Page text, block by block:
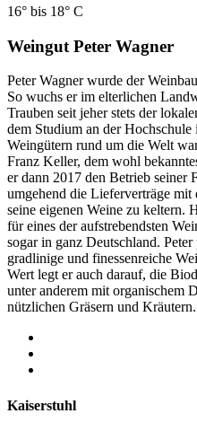
16° bis 18° C
Weingut Peter Wagner
Peter Wagner wurde der
So wuchs er im elterlichen
Trauben seit jeher stets der
dem Studium an der
Weingütern rund um die Welt
Franz Keller, dem wohl
er dann 2017 den Betrieb seiner
umgehend die Lieferverträge mit
seine eigenen Weine zu keltern.
für eines der aufstrebendsten
sogar in ganz Deutschland.
gradlinige und finessenreiche
Wert legt er auch darauf, die
unter anderem mit organischem
nützlichen Gräsern und Kräutern.
Kaiserstuhl